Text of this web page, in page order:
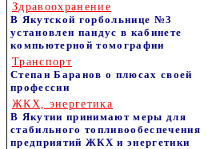
Здравоохранение
В Якутской горбольнице №3
установлен пандус в кабинете
компьютерной томографии
Транспорт
Степан Баранов о плюсах своей
профессии
ЖКХ, энергетика
В Якутии принимают меры для
стабильного топливообеспечения
предприятий ЖКХ и энергетики